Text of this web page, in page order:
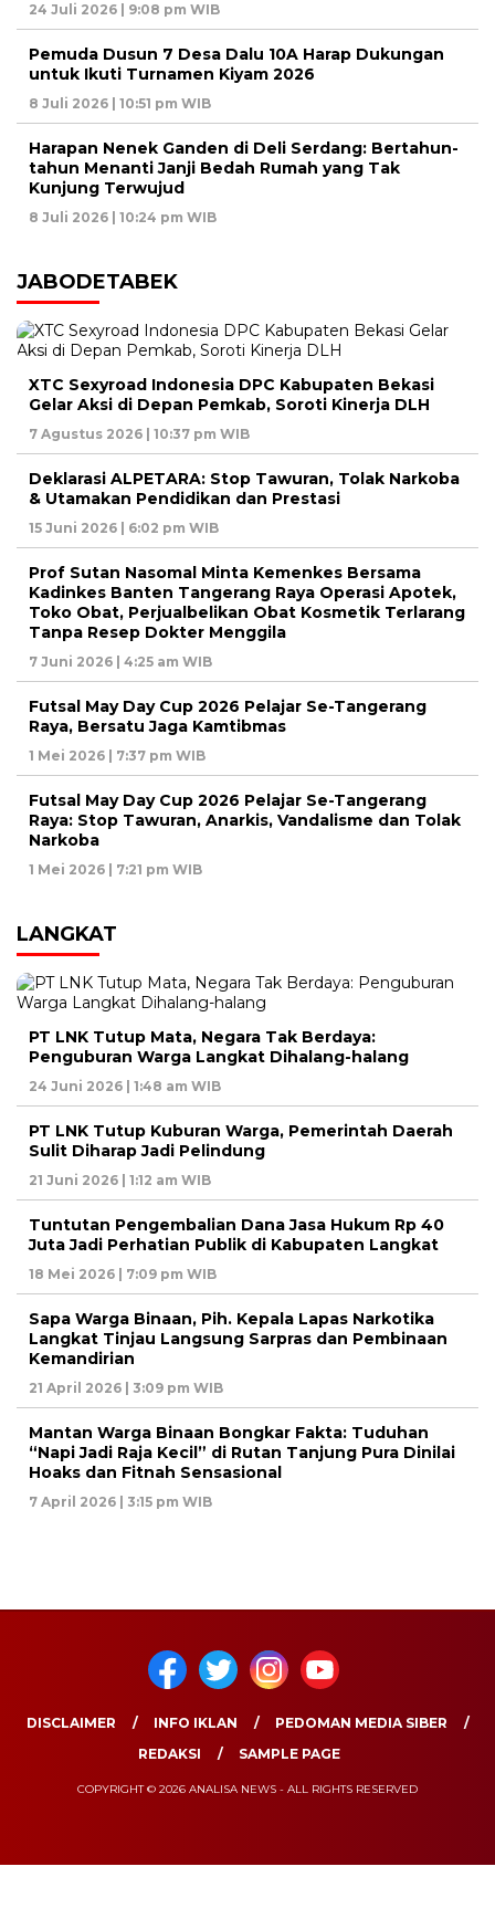
24 Juli 2026 | 9:08 pm WIB
Pemuda Dusun 7 Desa Dalu 10A Harap Dukungan
untuk Ikuti Turnamen Kiyam 2026
8 Juli 2026 | 10:51 pm WIB
Harapan Nenek Ganden di Deli Serdang: Bertahun-
tahun Menanti Janji Bedah Rumah yang Tak
Kunjung Terwujud
8 Juli 2026 | 10:24 pm WIB
JABODETABEK
XTC Sexyroad Indonesia DPC Kabupaten Bekasi
Gelar Aksi di Depan Pemkab, Soroti Kinerja DLH
7 Agustus 2026 | 10:37 pm WIB
Deklarasi ALPETARA: Stop Tawuran, Tolak Narkoba
& Utamakan Pendidikan dan Prestasi
15 Juni 2026 | 6:02 pm WIB
Prof Sutan Nasomal Minta Kemenkes Bersama
Kadinkes Banten Tangerang Raya Operasi Apotek,
Toko Obat, Perjualbelikan Obat Kosmetik Terlarang
Tanpa Resep Dokter Menggila
7 Juni 2026 | 4:25 am WIB
Futsal May Day Cup 2026 Pelajar Se-Tangerang
Raya, Bersatu Jaga Kamtibmas
1 Mei 2026 | 7:37 pm WIB
Futsal May Day Cup 2026 Pelajar Se-Tangerang
Raya: Stop Tawuran, Anarkis, Vandalisme dan Tolak
Narkoba
1 Mei 2026 | 7:21 pm WIB
LANGKAT
PT LNK Tutup Mata, Negara Tak Berdaya:
Penguburan Warga Langkat Dihalang-halang
24 Juni 2026 | 1:48 am WIB
PT LNK Tutup Kuburan Warga, Pemerintah Daerah
Sulit Diharap Jadi Pelindung
21 Juni 2026 | 1:12 am WIB
Tuntutan Pengembalian Dana Jasa Hukum Rp 40
Juta Jadi Perhatian Publik di Kabupaten Langkat
18 Mei 2026 | 7:09 pm WIB
Sapa Warga Binaan, Pih. Kepala Lapas Narkotika
Langkat Tinjau Langsung Sarpras dan Pembinaan
Kemandirian
21 April 2026 | 3:09 pm WIB
Mantan Warga Binaan Bongkar Fakta: Tuduhan
“Napi Jadi Raja Kecil” di Rutan Tanjung Pura Dinilai
Hoaks dan Fitnah Sensasional
7 April 2026 | 3:15 pm WIB
DISCLAIMER INFO IKLAN
PEDOMAN MEDIA SIBER
REDAKSI
SAMPLE PAGE
COPYRIGHT © 2026 ANALISA NEWS - ALL RIGHTS RESERVED